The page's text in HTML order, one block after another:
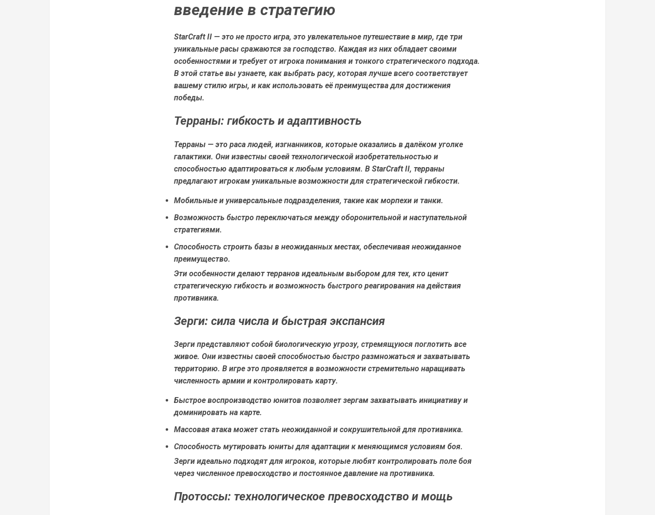
введение в стратегию
StarCraft II — это не просто игра, это увлекательное путешествие в мир, где три
уникальные расы сражаются за господство. Каждая из них обладает своими
особенностями и требует от игрока понимания и тонкого стратегического подхода.
В этой статье вы узнаете, как выбрать расу, которая лучше всего соответствует
вашему стилю игры, и как использовать её преимущества для достижения
победы.
Терраны: гибкость и адаптивность
Терраны — это раса людей, изгнанников, которые оказались в далёком уголке
галактики. Они известны своей технологической изобретательностью и
способностью адаптироваться к любым условиям. В StarCraft II, терраны
предлагают игрокам уникальные возможности для стратегической гибкости.
Мобильные и универсальные подразделения, такие как морпехи и танки.
Возможность быстро переключаться между оборонительной и наступательной
стратегиями.
Способность строить базы в неожиданных местах, обеспечивая неожиданное
преимущество.
Эти особенности делают терранов идеальным выбором для тех, кто ценит
стратегическую гибкость и возможность быстрого реагирования на действия
противника.
Зерги: сила числа и быстрая экспансия
Зерги представляют собой биологическую угрозу, стремящуюся поглотить все
живое. Они известны своей способностью быстро размножаться и захватывать
территорию. В игре это проявляется в возможности стремительно наращивать
численность армии и контролировать карту.
Быстрое воспроизводство юнитов позволяет зергам захватывать инициативу и
доминировать на карте.
Массовая атака может стать неожиданной и сокрушительной для противника.
Способность мутировать юниты для адаптации к меняющимся условиям боя.
Зерги идеально подходят для игроков, которые любят контролировать поле боя
через численное превосходство и постоянное давление на противника.
Протоссы: технологическое превосходство и мощь